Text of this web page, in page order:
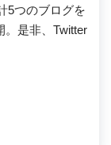
5つのブログを
。是非、Twitter